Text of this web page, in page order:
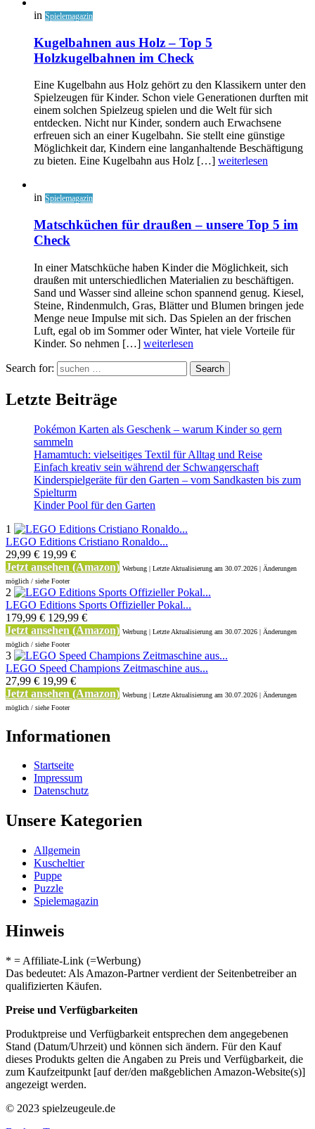
in Spielemagazin
Kugelbahnen aus Holz – Top 5
Holzkugelbahnen im Check
Eine Kugelbahn aus Holz gehört zu den Klassikern unter den
Spielzeugen für Kinder. Schon viele Generationen durften mit
einem solchen Spielzeug spielen und die Welt für sich
entdecken. Nicht nur Kinder, sondern auch Erwachsene
erfreuen sich an einer Kugelbahn. Sie stellt eine günstige
Möglichkeit dar, Kindern eine langanhaltende Beschäftigung
zu bieten. Eine Kugelbahn aus Holz […] weiterlesen
in Spielemagazin
Matschküchen für draußen – unsere Top 5 im
Check
In einer Matschküche haben Kinder die Möglichkeit, sich
draußen mit unterschiedlichen Materialien zu beschäftigen.
Sand und Wasser sind alleine schon spannend genug. Kiesel,
Steine, Rindenmulch, Gras, Blätter und Blumen bringen jede
Menge neue Impulse mit sich. Das Spielen an der frischen
Luft, egal ob im Sommer oder Winter, hat viele Vorteile für
Kinder. So nehmen […] weiterlesen
Search for: Search
Letzte Beiträge
Pokémon Karten als Geschenk – warum Kinder so gern
sammeln
Hamamtuch: vielseitiges Textil für Alltag und Reise
Einfach kreativ sein während der Schwangerschaft
Kinderspielgeräte für den Garten – vom Sandkasten bis zum
Spielturm
Kinder Pool für den Garten
1
LEGO Editions Cristiano Ronaldo...
29,99 € 19,99 €
Jetzt ansehen (Amazon) Werbung | Letzte Aktualisierung am 30.07.2026 | Änderungen
möglich / siehe Footer
2
LEGO Editions Sports Offizieller Pokal...
179,99 € 129,99 €
Jetzt ansehen (Amazon) Werbung | Letzte Aktualisierung am 30.07.2026 | Änderungen
möglich / siehe Footer
3
LEGO Speed Champions Zeitmaschine aus...
27,99 € 19,99 €
Jetzt ansehen (Amazon) Werbung | Letzte Aktualisierung am 30.07.2026 | Änderungen
möglich / siehe Footer
Informationen
Startseite
Impressum
Datenschutz
Unsere Kategorien
Allgemein
Kuscheltier
Puppe
Puzzle
Spielemagazin
Hinweis
* = Affiliate-Link (=Werbung)
Das bedeutet: Als Amazon-Partner verdient der Seitenbetreiber an
qualifizierten Käufen.
Preise und Verfügbarkeiten
Produktpreise und Verfügbarkeit entsprechen dem angegebenen
Stand (Datum/Uhrzeit) und können sich ändern. Für den Kauf
dieses Produkts gelten die Angaben zu Preis und Verfügbarkeit, die
zum Kaufzeitpunkt [auf der/den maßgeblichen Amazon-Website(s)]
angezeigt werden.
© 2023 spielzeugeule.de